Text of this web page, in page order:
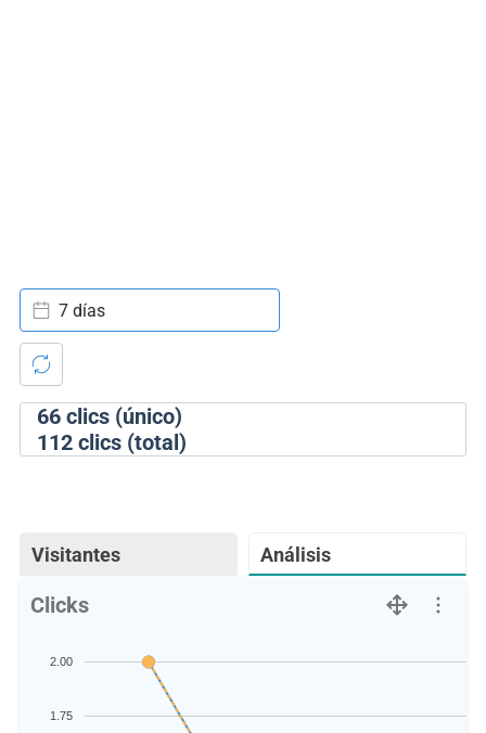
66clics (único)
112clics (total)
7 días
Visitantes Análisis
Clicks
1.75
2.00